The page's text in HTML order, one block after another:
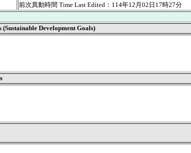
前次異動時間 Time Last Edited：114年12月02日17時27分
Development Goals)